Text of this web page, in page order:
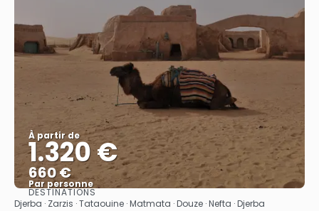
À partir de
1.320 €
660 €
Par personne
Afficher
DESTINATIONS
Djerba · Zarzis · Tataouine · Matmata · Douze · Nefta · Djerba